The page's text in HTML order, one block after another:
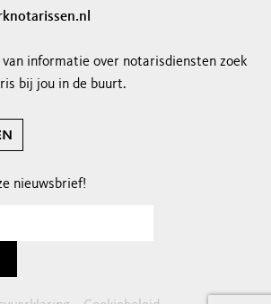
informatie over notarisdiensten zoek
bij jou in de buurt.
nieuwsbrief!